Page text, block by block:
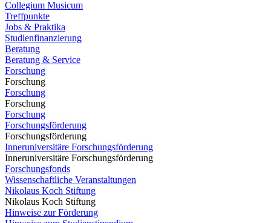
Collegium Musicum
Treffpunkte
Jobs & Praktika
Studienfinanzierung
Beratung
Beratung & Service
Forschung
Forschung
Forschung
Forschung
Forschung
Forschungsförderung
Forschungsförderung
Inneruniversitäre Forschungsförderung
Inneruniversitäre Forschungsförderung
Forschungsfonds
Wissenschaftliche Veranstaltungen
Nikolaus Koch Stiftung
Nikolaus Koch Stiftung
Hinweise zur Förderung